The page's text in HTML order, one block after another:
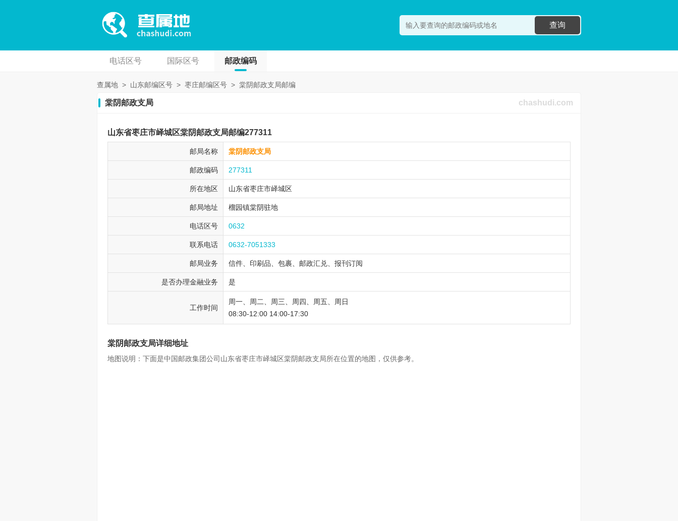
查询
电话区号 国际区号 邮政编码
查属地 > 山东邮编区号 > 枣庄邮编区号 > 棠阴邮政支局邮编
棠阴邮政支局 chashudi.com
山东省枣庄市峄城区棠阴邮政支局邮编277311
邮局名称 棠阴邮政支局
邮政编码 277311
所在地区 山东省枣庄市峄城区
邮局地址 榴园镇棠阴驻地
电话区号 0632
联系电话 0632-7051333
邮局业务 信件、印刷品、包裹、邮政汇兑、报刊订阅
是否办理金融业务 是
工作时间
周一、周二、周三、周四、周五、周日
08:30-12:00 14:00-17:30
棠阴邮政支局详细地址
地图说明：下面是中国邮政集团公司山东省枣庄市峄城区棠阴邮政支局所在位置的地图，仅供参考。